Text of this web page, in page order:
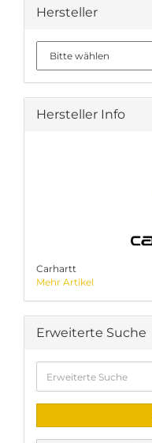
Hersteller
Hersteller Info
Carhartt
Mehr Artikel
Erweiterte Suche
Suche